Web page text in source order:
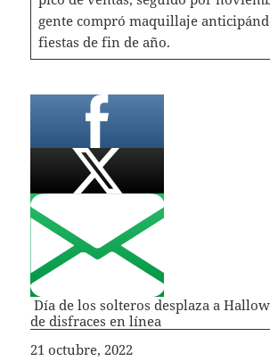
gente compró maquillaje
fiestas de fin de año.
Día de los solteros desplaza a
de disfraces en línea
Fecha
21 octubre, 2022